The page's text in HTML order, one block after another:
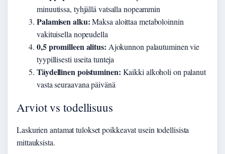
minuutissa, tyhjällä vatsalla nopeammin
Palamisen alku:Maksa aloittaa metaboloinnin
vakituisella nopeudella
0,5 promilleen alitus: Ajokunnon palautuminen vie
tyypillisesti useita tunteja
Täydellinen poistuminen: Kaikki alkoholi on palanut
vasta seuraavana päivänä
Arviot vs todellisuus
Laskurien antamat tulokset poikkeavat usein todellisista
mittauksista.